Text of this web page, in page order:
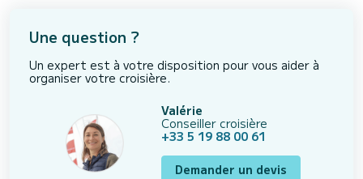
Une question ?
Un expert est à votre disposition pour vous aider à
organiser votre croisière.
Valérie
Conseiller croisière
+33 5 19 88 00 61
Demander un devis